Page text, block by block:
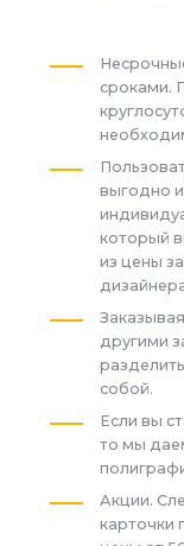
сроками.
выгодно
который
из цены
другими
собой.
Если вы
то мы
Акции.
карточки